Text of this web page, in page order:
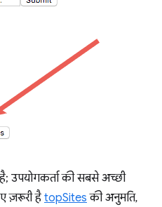
उपयोगकर्ता की सबसे अच्छी
ज़रूरी है topSites की अनुमति,